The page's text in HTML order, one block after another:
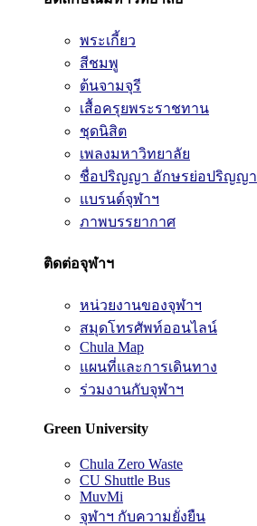
พระเกี้ยว
สีชมพู
ต้นจามจุรี
เสื้อครุยพระราชทาน
ชุดนิสิต
เพลงมหาวิทยาลัย
ชื่อปริญญา อักษรย่อปริญญา
แบรนด์จุฬาฯ
ภาพบรรยากาศ
ติดต่อจุฬาฯ
หน่วยงานของจุฬาฯ
สมุดโทรศัพท์ออนไลน์
Chula Map
แผนที่และการเดินทาง
ร่วมงานกับจุฬาฯ
Green University
Chula Zero Waste
CU Shuttle Bus
MuvMi
จุฬาฯ กับความยั่งยืน